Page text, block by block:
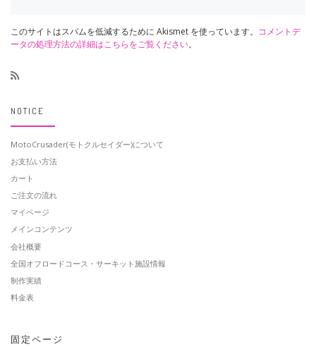
このサイトはスパムを低減するために Akismet を使っています。 コメントデ
ータの処理方法の詳細はこちらをご覧ください。
NOTICE
MotoCrusader(モトクルセイダー)について
お支払い方法
カート
ご注文の流れ
マイページ
メインコンテンツ
会社概要
全国オフロードコース・サーキット施設情報
制作実績
料金表
固定ページ